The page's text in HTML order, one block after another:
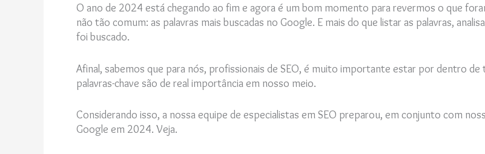
O ano de 2024 está chegando ao fim e agora é um bom momento para revermos o que
não tão comum: as palavras mais buscadas no Google. E mais do que listar as palavras,
foi buscado.
Afinal, sabemos que para nós, profissionais de SEO, é muito importante estar por dentro
palavras-chave são de real importância em nosso meio.
Considerando isso, a nossa equipe de especialistas em SEO preparou, em conjunto com
Google em 2024. Veja.